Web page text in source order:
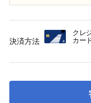
決済方法
クレ
カー